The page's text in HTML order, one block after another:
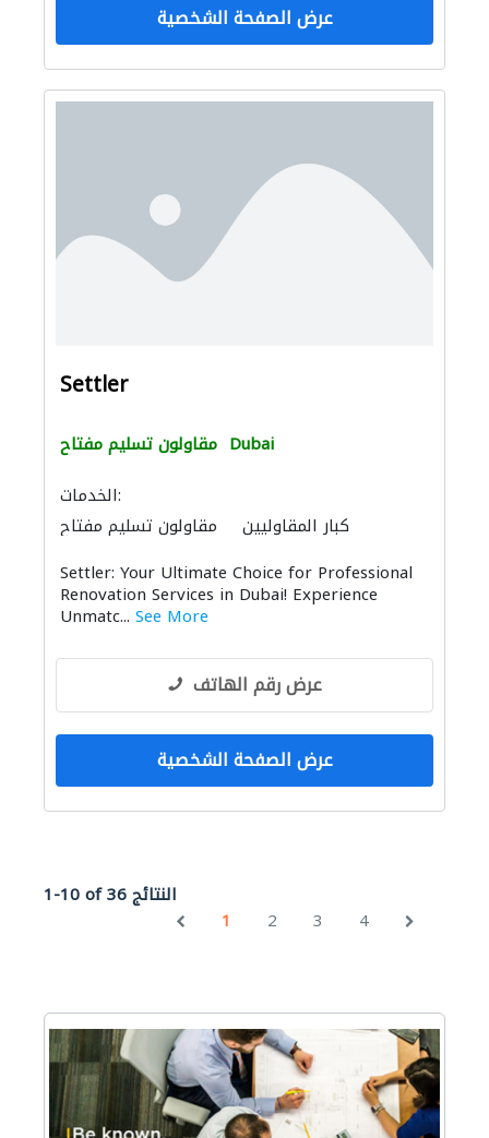
عرض الصفحة الشخصية
Settler
مقاولون تسليم مفتاح Dubai
الخدمات:
مقاولون تسليم مفتاح
كبار المقاوليين
أتمتة المنازل الأثاث والمفروشات المنزلية
الحمامات والمطابخ الديكور الداخلي
التصميم المعماري
Settler: Your Ultimate Choice for Professional
Renovation Services in Dubai! Experience
Unmatc... See More
عرض رقم الهاتف
عرض الصفحة الشخصية
1-10 of 36 النتائج
1
2 3 4